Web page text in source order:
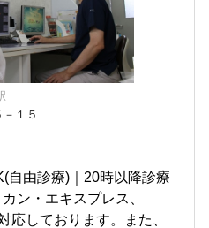
１５
自由診療)｜20時以降診療
ン・エキスプレス、
応しております。また、